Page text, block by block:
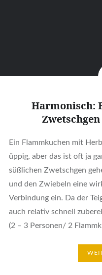
Harmonisch:
Ein Flammkuchen mit
üppig, aber das ist oft ja
süßlichen Zwetschgen
und den Zwiebeln eine
Verbindung ein. Da der
auch relativ schnell
(2 – 3 Personen/ 2